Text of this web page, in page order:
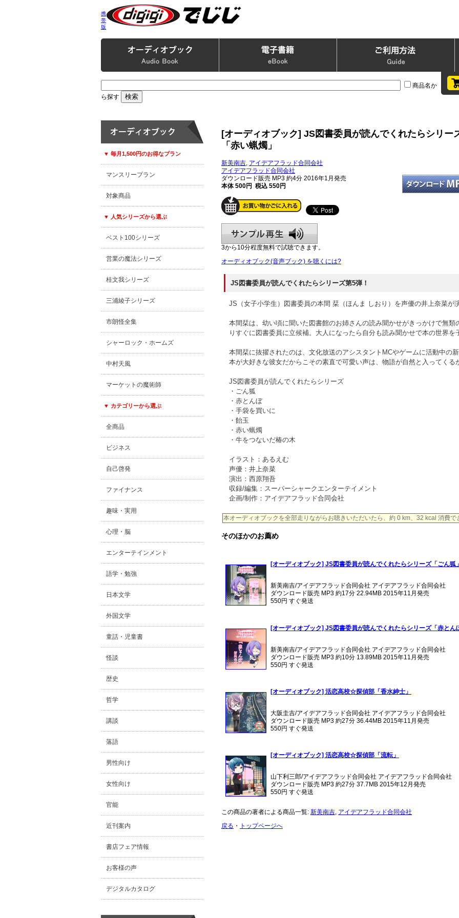
携
帯
版
商品名か
ら探す
▼ 毎月1,500円のお得なプラン
マンスリープラン
対象商品
▼ 人気シリーズから選ぶ
ベスト100シリーズ
営業の魔法シリーズ
桂文我シリーズ
三浦綾子シリーズ
市朗怪全集
シャーロック・ホームズ
中村天風
マーケットの魔術師
▼ カテゴリーから選ぶ
全商品
ビジネス
自己啓発
ファイナンス
趣味・実用
心理・脳
エンターテインメント
語学・勉強
日本文学
外国文学
童話・児童書
怪談
歴史
哲学
講談
落語
男性向け
女性向け
官能
近刊案内
書店フェア情報
お客様の声
デジタルカタログ
[オーディオブック] JS図書委員が読んでくれたらシリー
「赤い蝋燭」
新美南吉, アイデアフラッド合同会社
アイデアフラッド合同会社
ダウンロード販売 MP3 約4分 2016年1月発売
本体 500円 税込 550円
3から10分程度無料で試聴できます。
オーディオブック(音声ブック) を聴くには?
JS図書委員が読んでくれたらシリーズ第5弾！
JS（女子小学生）図書委員の本間 栞（ほんま しおり）を声優の井上奈菜が
本間栞は、幼い頃に聞いた図書館のお姉さんの読み聞かせがきっかけで無類
りすぐに図書委員に立候補。大人になったら自分も読み聞かせで本の世界を
本間栞に抜擢されたのは、文化放送のアシスタントMCやゲームに活動中の
本が大好きな彼女だからこその素直で可愛い声は、物語が自然と入ってくる
JS図書委員が読んでくれたらシリーズ
・ごん狐
・赤とんぼ
・手袋を買いに
・飴玉
・赤い蝋燭
・牛をつないだ椿の木
イラスト：あるえむ
声優：井上奈菜
演出：西原翔吾
収録/編集：スーパーシャークエンターテイメント
企画/制作：アイデアフラッド合同会社
本オーディオブックを全部走りながらお聴きいただいたら、約 0 km、32 kcal 消費で
そのほかのお薦め
[オーディオブック] JS図書委員が読んでくれたらシリーズ「ごん狐」
新美南吉/アイデアフラッド合同会社 アイデアフラッド合同会社
ダウンロード販売 MP3 約17分 22.94MB 2015年11月発売
550円 すぐ発送
[オーディオブック] JS図書委員が読んでくれたらシリーズ「赤とん
新美南吉/アイデアフラッド合同会社 アイデアフラッド合同会社
ダウンロード販売 MP3 約10分 13.89MB 2015年11月発売
550円 すぐ発送
[オーディオブック] 活恋高校☆探偵部「香水紳士」
大阪圭吉/アイデアフラッド合同会社 アイデアフラッド合同会社
ダウンロード販売 MP3 約27分 36.44MB 2015年11月発売
550円 すぐ発送
[オーディオブック] 活恋高校☆探偵部「流転」
山下利三郎/アイデアフラッド合同会社 アイデアフラッド合同会社
ダウンロード販売 MP3 約27分 37.7MB 2015年12月発売
550円 すぐ発送
この商品の著者による商品一覧: 新美南吉, アイデアフラッド合同会社
戻る ・ トップページへ